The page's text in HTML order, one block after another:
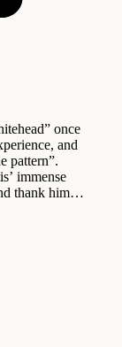
once
and
pattern”.
immense
thank him
human being.